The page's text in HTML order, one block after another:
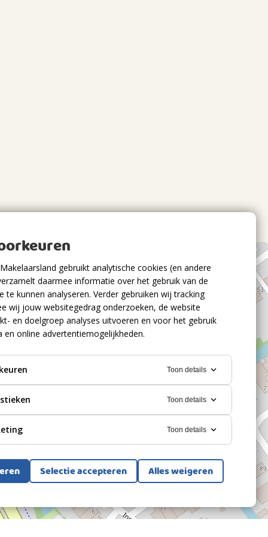
gebruikt analytische cookies (en andere
daarmee informatie over het gebruik van de
te kunnen analyseren. Verder gebruiken wij tracking
wij jouw websitegedrag onderzoeken, de website
en doelgroep analyses uitvoeren en voor het gebruik
en online advertentiemogelijkheden.
Toon details
Toon details
Toon details
Selectie accepteren Alles weigeren